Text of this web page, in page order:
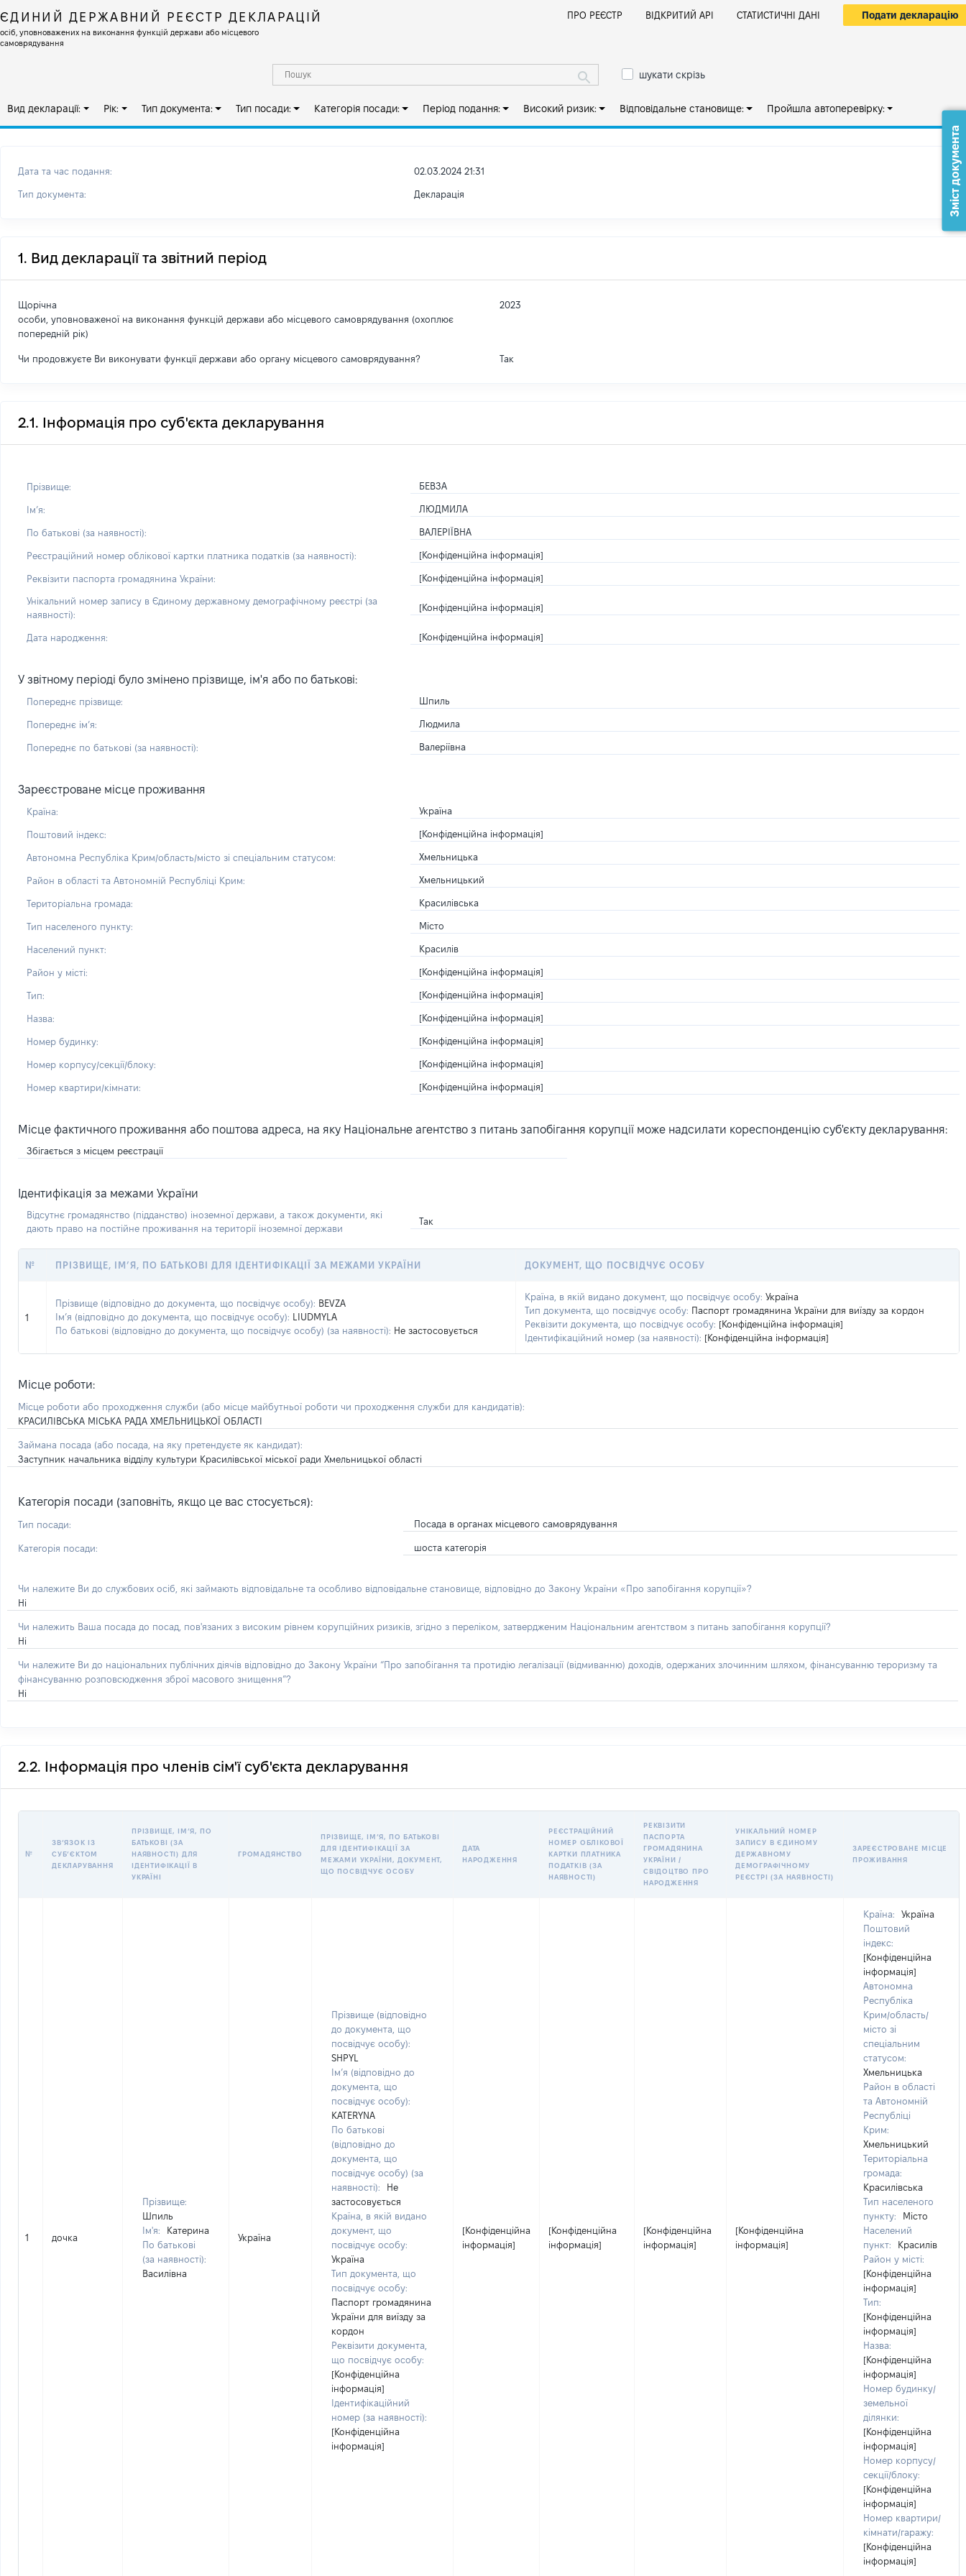
ЄДИНИЙ ДЕРЖАВНИЙ РЕЄСТР ДЕКЛАРАЦІЙ
осіб, уповноважених на виконання функцій держави або місцевого
самоврядування
ПРО РЕЄСТР ВІДКРИТИЙ АРІ СТАТИСТИЧНІ ДАНІ Подати декларацію
шукати скрізь
Вид декларації: Рік: Тип документа: Тип посади: Категорія посади: Період подання: Високий ризик: Відповідальне становище: Пройшла автоперевірку:
Дата та час подання: 02.03.2024 21:31
Тип документа: Декларація
1. Вид декларації та звітний період
Щорічна
особи, уповноваженої на виконання функцій держави або місцевого самоврядування (охоплює
попередній рік)
2023
Чи продовжуєте Ви виконувати функції держави або органу місцевого самоврядування? Так
2.1. Інформація про суб'єкта декларування
Прізвище: БЕВЗА
Імʼя: ЛЮДМИЛА
По батькові (за наявності): ВАЛЕРІЇВНА
Реєстраційний номер облікової картки платника податків (за наявності): [Конфіденційна інформація]
Реквізити паспорта громадянина України: [Конфіденційна інформація]
Унікальний номер запису в Єдиному державному демографічному реєстрі (за
наявності):
[Конфіденційна інформація]
Дата народження: [Конфіденційна інформація]
У звітному періоді було змінено прізвище, ім'я або по батькові:
Попереднє прізвище: Шпиль
Попереднє імʼя: Людмила
Попереднє по батькові (за наявності): Валеріївна
Зареєстроване місце проживання
Країна: Україна
Поштовий індекс: [Конфіденційна інформація]
Автономна Республіка Крим/область/місто зі спеціальним статусом: Хмельницька
Район в області та Автономній Республіці Крим: Хмельницький
Територіальна громада: Красилівська
Тип населеного пункту: Місто
Населений пункт: Красилів
Район у місті: [Конфіденційна інформація]
Тип: [Конфіденційна інформація]
Назва: [Конфіденційна інформація]
Номер будинку: [Конфіденційна інформація]
Номер корпусу/секції/блоку: [Конфіденційна інформація]
Номер квартири/кімнати: [Конфіденційна інформація]
Місце фактичного проживання або поштова адреса, на яку Національне агентство з питань запобігання корупції може надсилати кореспонденцію суб'єкту декларування:
Збігається з місцем реєстрації
Ідентифікація за межами України
Відсутнє громадянство (підданство) іноземної держави, а також документи, які
дають право на постійне проживання на території іноземної держави
Так
№ ПРІЗВИЩЕ, ІМ’Я, ПО БАТЬКОВІ ДЛЯ ІДЕНТИФІКАЦІЇ ЗА МЕЖАМИ УКРАЇНИ ДОКУМЕНТ, ЩО ПОСВІДЧУЄ ОСОБУ
1
Прізвище (відповідно до документа, що посвідчує особу): BEVZA
Ім’я (відповідно до документа, що посвідчує особу):
LIUDMYLA
По батькові (відповідно до документа, що посвідчує особу) (за наявності): Не застосовується
Країна, в якій видано документ, що посвідчує особу: Україна
Тип документа, що посвідчує особу: Паспорт громадянина України для виїзду за кордон
Реквізити документа, що посвідчує особу: [Конфіденційна інформація]
Ідентифікаційний номер (за наявності): [Конфіденційна інформація]
Місце роботи:
Місце роботи або проходження служби (або місце майбутньої роботи чи проходження служби для кандидатів):
КРАСИЛІВСЬКА МІСЬКА РАДА ХМЕЛЬНИЦЬКОЇ ОБЛАСТІ
Займана посада (або посада, на яку претендуєте як кандидат):
Заступник начальника відділу культури Красилівської міської ради Хмельницької області
Категорія посади (заповніть, якщо це вас стосується):
Тип посади: Посада в органах місцевого самоврядування
Категорія посади: шоста категорія
Чи належите Ви до службових осіб, які займають відповідальне та особливо відповідальне становище, відповідно до Закону України «Про запобігання корупції»?
Ні
Чи належить Ваша посада до посад, пов'язаних з високим рівнем корупційних ризиків, згідно з переліком, затвердженим Національним агентством з питань запобігання корупції?
Ні
Чи належите Ви до національних публічних діячів відповідно до Закону України “Про запобігання та протидію легалізації (відмиванню) доходів, одержаних злочинним шляхом, фінансуванню тероризму та
фінансуванню розповсюдження зброї масового знищення”?
Ні
2.2. Інформація про членів сім'ї суб'єкта декларування
№
ЗВʼЯЗОК ІЗ
СУБʼЄКТОМ
ДЕКЛАРУВАННЯ
ПРІЗВИЩЕ, ІМʼЯ, ПО
БАТЬКОВІ (ЗА
НАЯВНОСТІ) ДЛЯ
ІДЕНТИФІКАЦІЇ В
УКРАЇНІ
ГРОМАДЯНСТВО
ПРІЗВИЩЕ, ІМʼЯ, ПО БАТЬКОВІ
ДЛЯ ІДЕНТИФІКАЦІЇ ЗА
МЕЖАМИ УКРАЇНИ, ДОКУМЕНТ,
ЩО ПОСВІДЧУЄ ОСОБУ
ДАТА
НАРОДЖЕННЯ
РЕЄСТРАЦІЙНИЙ
НОМЕР ОБЛІКОВОЇ
КАРТКИ ПЛАТНИКА
ПОДАТКІВ (ЗА
НАЯВНОСТІ)
РЕКВІЗИТИ
ПАСПОРТА
ГРОМАДЯНИНА
УКРАЇНИ /
СВІДОЦТВО ПРО
НАРОДЖЕННЯ
УНІКАЛЬНИЙ НОМЕР
ЗАПИСУ В ЄДИНОМУ
ДЕРЖАВНОМУ
ДЕМОГРАФІЧНОМУ
РЕЄСТРІ (ЗА НАЯВНОСТІ)
ЗАРЕЄСТРОВАНЕ МІСЦЕ
ПРОЖИВАННЯ
1 дочка
Прізвище:
Шпиль
Ім'я:
Катерина
По батькові
(за наявності):
Василівна
Україна
Прізвище (відповідно
до документа, що
посвідчує особу):
SHPYL
Ім’я (відповідно до
документа, що
посвідчує особу):
KATERYNA
По батькові
(відповідно до
документа, що
посвідчує особу) (за
наявності):
Не
застосовується
Країна, в якій видано
документ, що
посвідчує особу:
Україна
Тип документа, що
посвідчує особу:
Паспорт громадянина
України для виїзду за
кордон
Реквізити документа,
що посвідчує особу:
[Конфіденційна
інформація]
Ідентифікаційний
номер (за наявності):
[Конфіденційна
інформація]
[Конфіденційна
інформація]
[Конфіденційна
інформація]
[Конфіденційна
інформація]
[Конфіденційна
інформація]
Країна:
Україна
Поштовий
індекс:
[Конфіденційна
інформація]
Автономна
Республіка
Крим/область/
місто зі
спеціальним
статусом:
Хмельницька
Район в області
та Автономній
Республіці
Крим:
Хмельницький
Територіальна
громада:
Красилівська
Тип населеного
пункту:
Місто
Населений
пункт:
Красилів
Район у місті:
[Конфіденційна
інформація]
Тип:
[Конфіденційна
інформація]
Назва:
[Конфіденційна
інформація]
Номер будинку/
земельної
ділянки:
[Конфіденційна
інформація]
Номер корпусу/
секції/блоку:
[Конфіденційна
інформація]
Номер квартири/
кімнати/гаражу:
[Конфіденційна
інформація]
Зміст документа